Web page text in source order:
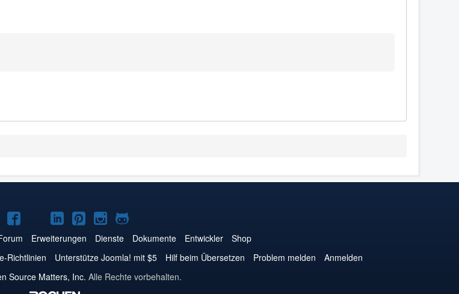
Joomla!
auf
Facebook
Joomla!
auf
YouTube
Joomla!
auf
LinkedIn
Joomla!
auf
Pinterest
Joomla!
auf
Instagram
Joomla!
auf
GitHub
Erweiterungen Dienste Dokumente Entwickler
Shop
Richtlinien Unterstütze Joomla! mit $5 Hilf beim Übersetzen Problem melden
Anmelden
Source Matters, Inc. Alle Rechte vorbehalten.